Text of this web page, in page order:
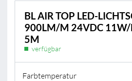
BL AIR TOP LED-
900LM/M 24VDC
5M
verfügbar
Farbtemperatur